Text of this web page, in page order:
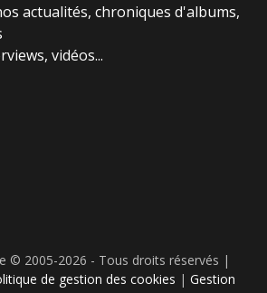
actualités, chroniques d'albums,
vidéos...
© 2005-2026 - Tous droits réservés |
de gestion des cookies | Gestion